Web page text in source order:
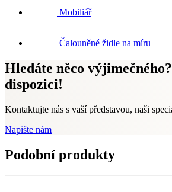
Mobiliář
Čalouněné židle na míru
Hledáte něco
dispozici!
Kontaktujte nás s vaší představou, naši
Napište nám
Podobní produkty